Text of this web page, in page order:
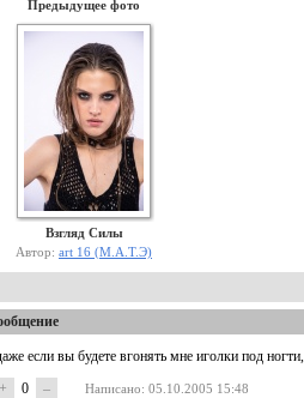
Предыдущее фото
Взгляд Силы
Автор: art 16 (М.А.Т.Э)
если вы будете вгонять мне иголки под
+
0 – Написано: 05.10.2005 15:48